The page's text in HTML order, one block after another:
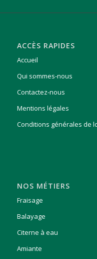
ACCÈS RAPIDES
Accueil
Qui sommes-nous
Contactez-nous
Mentions légales
Conditions générales de
NOS MÉTIERS
Fraisage
Balayage
Citerne à eau
Amiante